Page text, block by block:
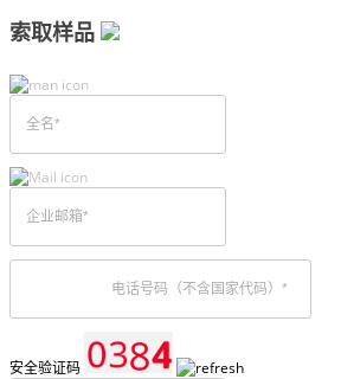
索取样品
安全验证码